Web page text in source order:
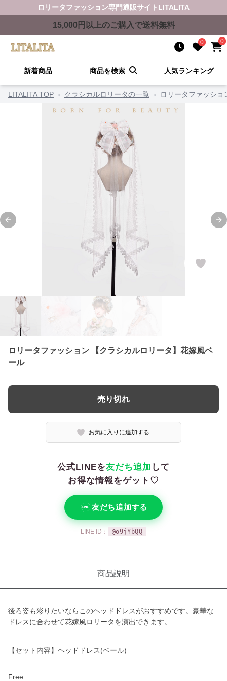
ロリータファッション専門通販サイト LITALITA
15,000 円以上のご購入で送料無料
0 0
新着商品 商品を検索 人気ランキング
LITALITA TOP › クラシカルロリータの一覧 › ロリータファッシ
Previous slide
ロリータファッション 【クラシカルロリータ】花嫁風ベ
ール
売り切れ
お気に入りに追加する
公式LINEを友だち追加 して
お得な情報をゲット♡
友だち追加する
LINE ID： @o9jYbQQ
商品説明
後ろ姿も彩りたいならこのヘッドドレスがおすすめです。豪華な
ドレスに合わせて花嫁風ロリータを演出できます。
【セット内容】ヘッドドレス(ベール)
Free